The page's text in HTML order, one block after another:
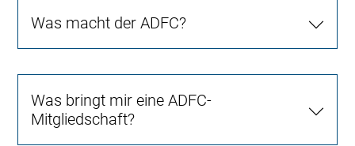
Was macht der ADFC?
Was bringt mir eine ADFC-
Mitgliedschaft?